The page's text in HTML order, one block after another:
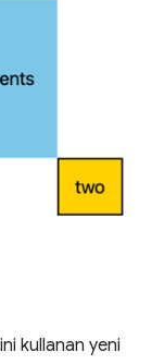
kullanan yeni